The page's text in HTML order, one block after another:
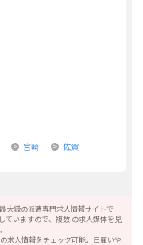
宮崎
佐賀
大級の派遣専門求人情報サイトで
ていますので、複数 の求人媒体を見
求人情報をチェック可能。日雇いや